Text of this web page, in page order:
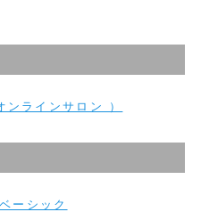
ンラインサロン ）
ーシック